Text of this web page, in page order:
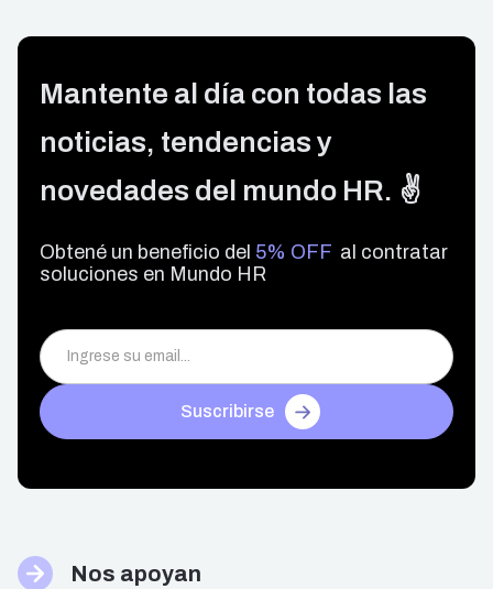
Mantente al día con todas las
noticias, tendencias y
novedades del mundo HR. ✌️
Obtené un beneficio del 5% OFF al contratar
soluciones en Mundo HR
Suscribirse
Nos apoyan